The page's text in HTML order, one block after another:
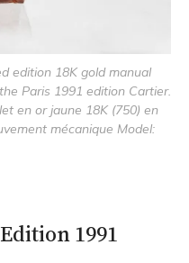
edition 18K gold manual
Paris 1991 edition Cartier.
en or jaune 18K (750) en
mécanique Model:
1991